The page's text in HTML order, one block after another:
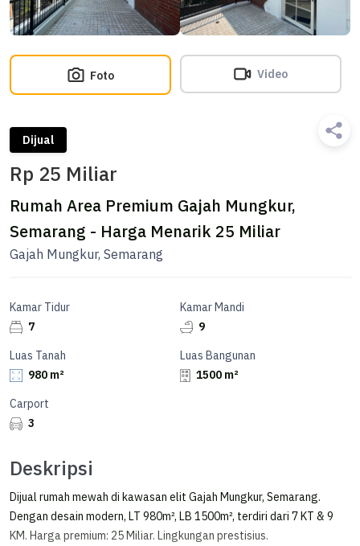
Foto Video
Dijual
Rp 25 Miliar
Rumah Area Premium Gajah Mungkur,
Semarang - Harga Menarik 25 Miliar
Gajah Mungkur, Semarang
Kamar Tidur
7
Kamar Mandi
9
Luas Tanah
980 m²
Luas Bangunan
1500 m²
Carport
3
Deskripsi
Dijual rumah mewah di kawasan elit Gajah Mungkur, Semarang.
Dengan desain modern, LT 980m², LB 1500m², terdiri dari 7 KT & 9
KM. Harga premium: 25 Miliar. Lingkungan prestisius.